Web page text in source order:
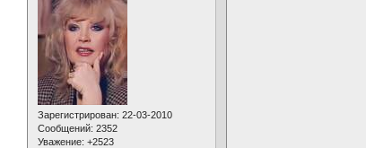
Зарегистрирован: 22-03-2010
Сообщений: 2352
Уважение: +2523